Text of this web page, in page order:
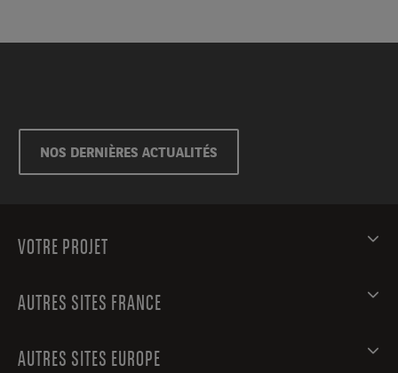
NOS DERNIÈRES ACTUALITÉS
VOTRE PROJET
AUTRES SITES FRANCE
AUTRES SITES EUROPE